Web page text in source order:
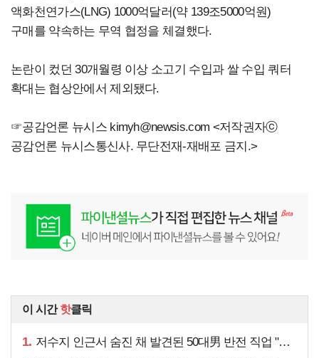
액화천연가스(LNG) 1000억달러(약 139조5000억원)
구매를 약속하는 무역 협정을 체결했다.
논란이 컸던 30개월령 이상 소고기 수입과 쌀 수입 쿼터
확대는 협상안에서 제외됐다.
☞공감언론 뉴시스 kimyh@newsis.com <저작권자ⓒ
공감언론 뉴시스통신사. 무단전재-재배포 금지.>
이 시간핫클릭
1. 저수지 인근서 숨진 채 발견된 50대男 반전 직업 "얼마 전…"